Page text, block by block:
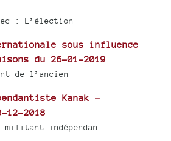
: L’élection
sous influence
du 26-01-2019
de l’ancien
Kanak -
12-2018
militant indépendan